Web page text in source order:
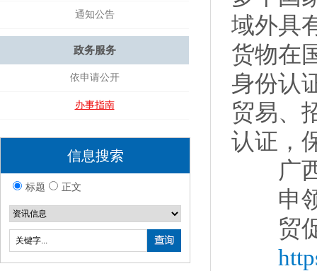
通知公告
政务服务
依申请公开
办事指南
信息搜索
标题 正文
域外具
货物在
身份认
贸易、
认证，
广西
申领
贸促